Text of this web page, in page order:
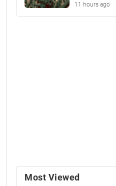
11 hours ago
Most Viewed